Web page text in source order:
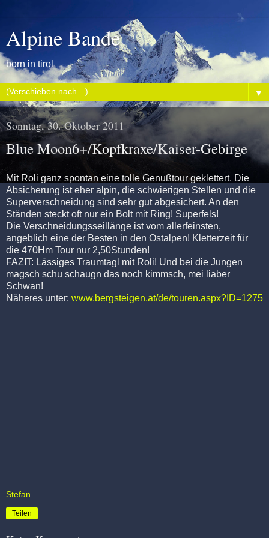
Alpine Bande
born in tirol
▼
Sonntag, 30. Oktober 2011
Blue Moon6+/Kopfkraxe/Kaiser-Gebirge
Mit Roli ganz spontan eine tolle Genußtour geklettert. Die
Absicherung ist eher alpin, die schwierigen Stellen und die
Superverschneidung sind sehr gut abgesichert. An den
Ständen steckt oft nur ein Bolt mit Ring! Superfels!
Die Verschneidungsseillänge ist vom allerfeinsten,
angeblich eine der Besten in den Ostalpen! Kletterzeit für
die 470Hm Tour nur 2,50Stunden!
FAZIT: Lässiges Traumtagl mit Roli! Und bei die Jungen
magsch schu schaugn das noch kimmsch, mei liaber
Schwan!
Näheres unter: www.bergsteigen.at/de/touren.aspx?ID=1275
Stefan
Teilen